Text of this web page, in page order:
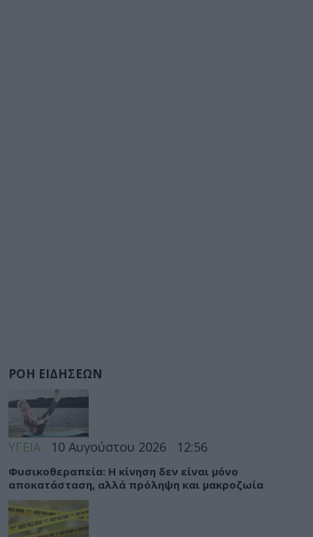
ΡΟΗ ΕΙΔΗΣΕΩΝ
ΥΓΕΙΑ 10 Αυγούστου 2026 12:56
Φυσικοθεραπεία: Η κίνηση δεν είναι μόνο
αποκατάσταση, αλλά πρόληψη και μακροζωία